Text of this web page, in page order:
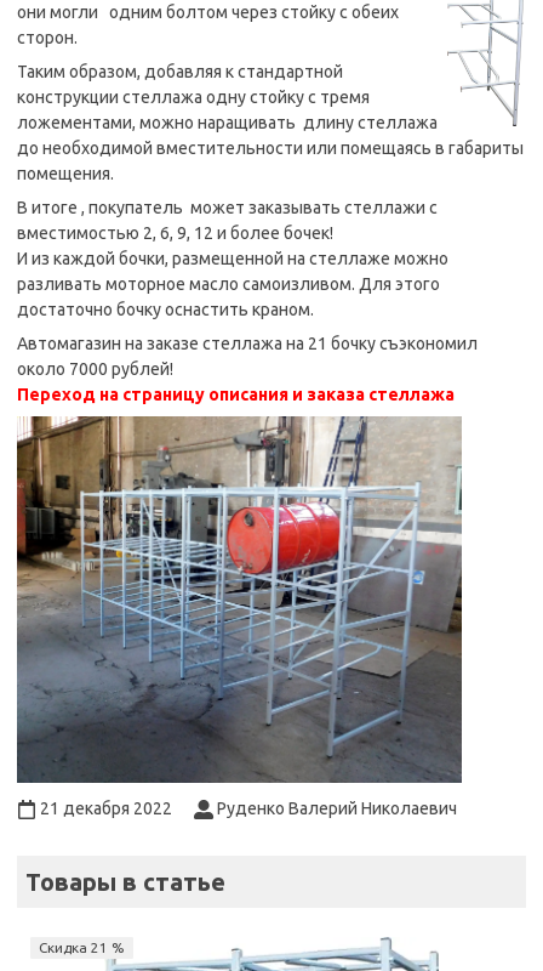
они могли одним болтом через стойку с обеих
сторон.
Таким образом, добавляя к стандартной
конструкции стеллажа одну стойку с тремя
ложементами, можно наращивать длину стеллажа
до необходимой вместительности или помещаясь в габариты
помещения.
В итоге , покупатель может заказывать стеллажи с
вместимостью 2, 6, 9, 12 и более бочек!
И из каждой бочки, размещенной на стеллаже можно
разливать моторное масло самоизливом. Для этого
достаточно бочку оснастить краном.
Автомагазин на заказе стеллажа на 21 бочку съэкономил
около 7000 рублей!
Переход на страницу описания и заказа стеллажа
21 декабря 2022 Руденко Валерий Николаевич
Товары в статье
Скидка 21 %